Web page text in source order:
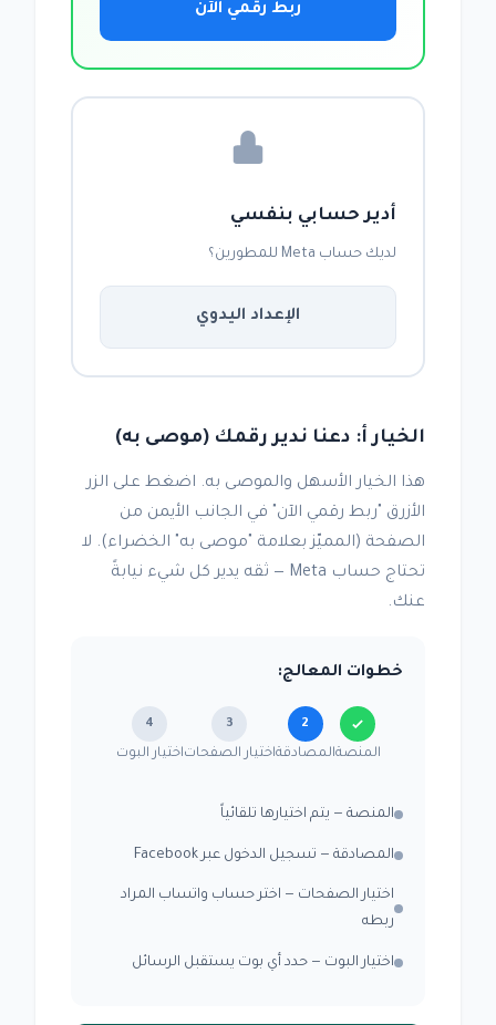
ربط رقمي الآن
أدير حسابي بنفسي
لديك حساب Meta للمطورين؟
الإعداد اليدوي
الخيار أ: دعنا ندير رقمك (موصى به)
هذا الخيار الأسهل والموصى به. اضغط على الزر
الأزرق "ربط رقمي الآن" في الجانب الأيمن من
الصفحة (المميّز بعلامة "موصى به" الخضراء). لا
تحتاج حساب Meta — ثقه يدير كل شيء نيابةً
عنك.
خطوات المعالج:
المنصة
2
المصادقة
3
اختيار الصفحات
4
اختيار البوت
المنصة — يتم اختيارها تلقائياً
المصادقة — تسجيل الدخول عبر Facebook
اختيار الصفحات — اختر حساب واتساب المراد
ربطه
اختيار البوت — حدد أي بوت يستقبل الرسائل